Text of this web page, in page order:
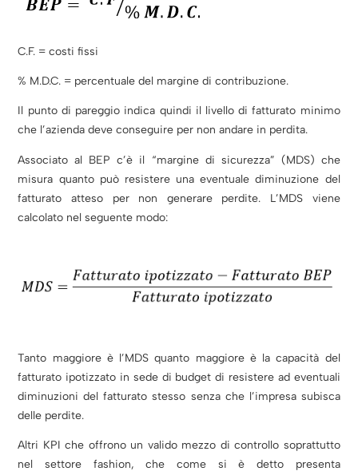
C.F. = costi fissi
% M.D.C. = percentuale del margine di contribuzione.
Il punto di pareggio indica quindi il livello di fatturato minimo
che l’azienda deve conseguire per non andare in perdita.
Associato al BEP c’è il “margine di sicurezza” (MDS) che
misura quanto può resistere una eventuale diminuzione del
fatturato atteso per non generare perdite. L’MDS viene
calcolato nel seguente modo:
Tanto maggiore è l’MDS quanto maggiore è la capacità del
fatturato ipotizzato in sede di budget di resistere ad eventuali
diminuzioni del fatturato stesso senza che l’impresa subisca
delle perdite.
Altri KPI che offrono un valido mezzo di controllo soprattutto
nel settore fashion, che come si è detto presenta